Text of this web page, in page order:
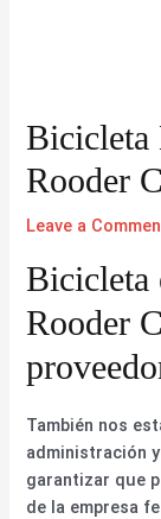
Bicicleta
Rooder
Leave a
Bicicleta
Rooder
También nos
administración
garantizar que
de la empresa